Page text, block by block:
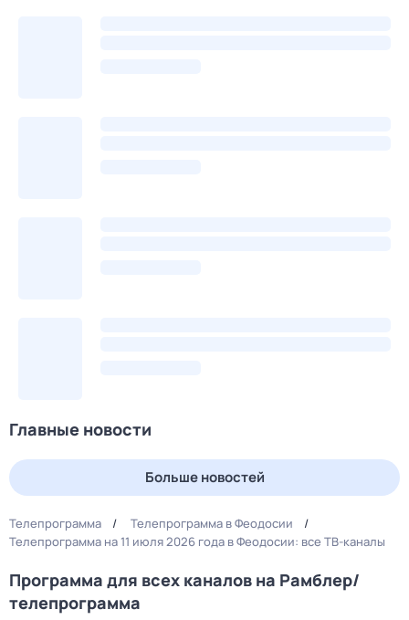
Главные новости
Больше новостей
Телепрограмма
Телепрограмма в Феодосии
Телепрограмма на 11 июля 2026 года в Феодосии: все ТВ-каналы
Программа для всех каналов на Рамблер/
телепрограмма